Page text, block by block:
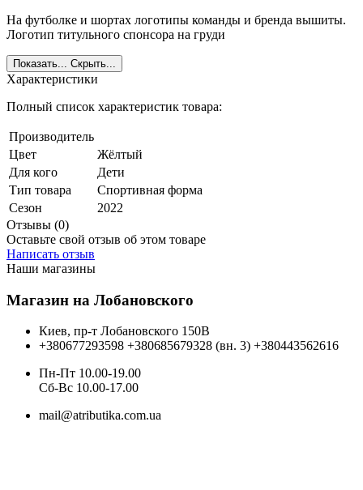
На футболке и шортах логотипы команды и бренда вышиты.
Логотип титульного спонсора на груди
Показать... Скрыть...
Характеристики
Полный список характеристик товара:
Производитель
Цвет
Жёлтый
Для кого
Дети
Тип товара
Спортивная форма
Сезон
2022
Отзывы (0)
Оставьте свой отзыв об этом товаре
Написать отзыв
Наши магазины
Магазин на Лобановского
Киев, пр-т Лобановского 150В
+380677293598 +380685679328 (вн. 3) +380443562616
Пн-Пт 10.00-19.00
Cб-Вс 10.00-17.00
mail@atributika.com.ua